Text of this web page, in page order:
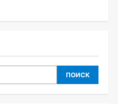
ПОИСК